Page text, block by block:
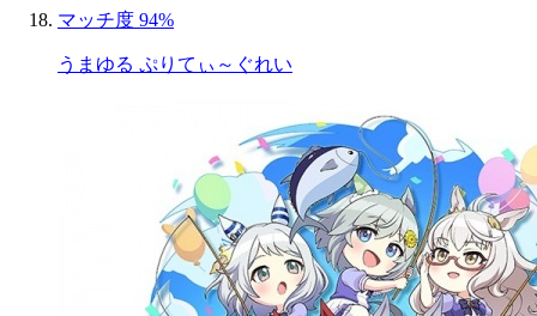
マッチ度 94%
うまゆる ぷりてぃ～ぐれい